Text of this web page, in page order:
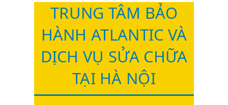
TRUNG TÂM BẢO
HÀNH ATLANTIC VÀ
DỊCH VỤ SỬA CHỮA
TẠI HÀ NỘI